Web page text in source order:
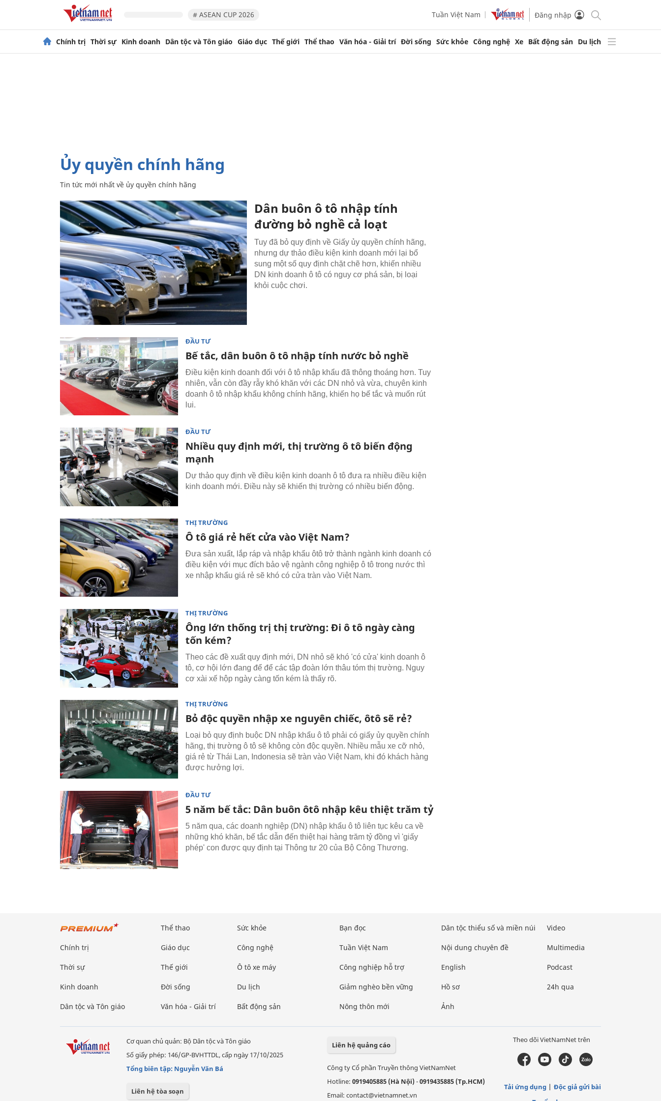
# ASEAN CUP 2026 Tuần Việt Nam Đăng nhập
Chính trị Thời sự Kinh doanh Dân tộc và Tôn giáo Giáo dục Thế giới Thể thao Văn hóa - Giải trí Đời sống Sức khỏe Công nghệ Xe Bất động sản Du lịch
ủy quyền chính hãng
Tin tức mới nhất về ủy quyền chính hãng
Dân buôn ô tô nhập tính
đường bỏ nghề cả loạt
Tuy đã bỏ quy định về Giấy ủy quyền chính hãng,
nhưng dự thảo điều kiện kinh doanh mới lại bổ
sung một số quy định chặt chẽ hơn, khiến nhiều
DN kinh doanh ô tô có nguy cơ phá sản, bị loại
khỏi cuộc chơi.
ĐẦU TƯ
Bế tắc, dân buôn ô tô nhập tính nước bỏ nghề
Điều kiện kinh doanh đối với ô tô nhập khẩu đã thông thoáng hơn. Tuy
nhiên, vẫn còn đầy rẫy khó khăn với các DN nhỏ và vừa, chuyên kinh
doanh ô tô nhập khẩu không chính hãng, khiến họ bế tắc và muốn rút
lui.
ĐẦU TƯ
Nhiều quy định mới, thị trường ô tô biến động
mạnh
Dự thảo quy định về điều kiện kinh doanh ô tô đưa ra nhiều điều kiện
kinh doanh mới. Điều này sẽ khiến thị trường có nhiều biến động.
THỊ TRƯỜNG
Ô tô giá rẻ hết cửa vào Việt Nam?
Đưa sản xuất, lắp ráp và nhập khẩu ôtô trở thành ngành kinh doanh có
điều kiện với mục đích bảo vệ ngành công nghiệp ô tô trong nước thì
xe nhập khẩu giá rẻ sẽ khó có cửa tràn vào Việt Nam.
THỊ TRƯỜNG
Ông lớn thống trị thị trường: Đi ô tô ngày càng
tốn kém?
Theo các đề xuất quy định mới, DN nhỏ sẽ khó 'có cửa' kinh doanh ô
tô, cơ hội lớn đang để để các tập đoàn lớn thâu tóm thị trường. Nguy
cơ xài xế hộp ngày càng tốn kém là thấy rõ.
THỊ TRƯỜNG
Bỏ độc quyền nhập xe nguyên chiếc, ôtô sẽ rẻ?
Loại bỏ quy định buộc DN nhập khẩu ô tô phải có giấy ủy quyền chính
hãng, thị trường ô tô sẽ không còn độc quyền. Nhiều mẫu xe cỡ nhỏ,
giá rẻ từ Thái Lan, Indonesia sẽ tràn vào Việt Nam, khi đó khách hàng
được hưởng lợi.
ĐẦU TƯ
5 năm bế tắc: Dân buôn ôtô nhập kêu thiệt trăm tỷ
5 năm qua, các doanh nghiệp (DN) nhập khẩu ô tô liên tục kêu ca về
những khó khăn, bế tắc dẫn đến thiệt hại hàng trăm tỷ đồng vì 'giấy
phép' con được quy định tại Thông tư 20 của Bộ Công Thương.
Chính trị
Thời sự
Kinh doanh
Dân tộc và Tôn giáo
Thể thao
Giáo dục
Thế giới
Đời sống
Văn hóa - Giải trí
Sức khỏe
Công nghệ
Ô tô xe máy
Du lịch
Bất động sản
Bạn đọc
Tuần Việt Nam
Công nghiệp hỗ trợ
Giảm nghèo bền vững
Nông thôn mới
Dân tộc thiểu số và miền núi
Nội dung chuyên đề
English
Hồ sơ
Ảnh
Video
Multimedia
Podcast
24h qua
Cơ quan chủ quản: Bộ Dân tộc và Tôn giáo
Số giấy phép: 146/GP-BVHTTDL, cấp ngày 17/10/2025
Tổng biên tập: Nguyễn Văn Bá
Liên hệ tòa soạn
Liên hệ quảng cáo
Công ty Cổ phần Truyền thông VietNamNet
Hotline: 0919405885 (Hà Nội)-0919435885 (Tp.HCM)
Email: contact@vietnamnet.vn
Theo dõi VietNamNet trên
Tải ứng dụng
Độc giả gửi bài